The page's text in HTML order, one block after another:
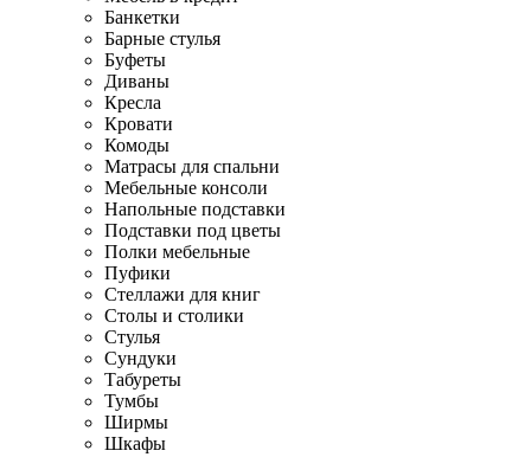
Банкетки
Барные стулья
Буфеты
Диваны
Кресла
Кровати
Комоды
Матрасы для спальни
Мебельные консоли
Напольные подставки
Подставки под цветы
Полки мебельные
Пуфики
Стеллажи для книг
Столы и столики
Стулья
Сундуки
Табуреты
Тумбы
Ширмы
Шкафы